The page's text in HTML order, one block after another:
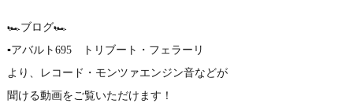
🏎ブログ🏎
▪アバルト695 トリブート・フェラーリ
より、レコード・モンツァエンジン音などが
聞ける動画をご覧いただけます！